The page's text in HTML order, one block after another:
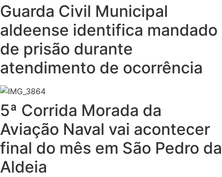
Guarda Civil Municipal
aldeense identifica mandado
de prisão durante
atendimento de ocorrência
5ª Corrida Morada da
Aviação Naval vai acontecer
final do mês em São Pedro da
Aldeia